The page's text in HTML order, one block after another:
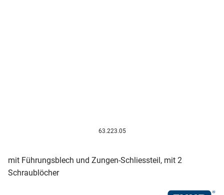
63.223.05
mit Führungsblech und Zungen-Schliessteil, mit 2
Schraublöcher